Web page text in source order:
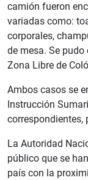
camión fueron
variadas como:
corporales,
de mesa. Se
Zona Libre de
Ambos casos se
Instrucción
correspondientes,
La Autoridad
público que se
país con la